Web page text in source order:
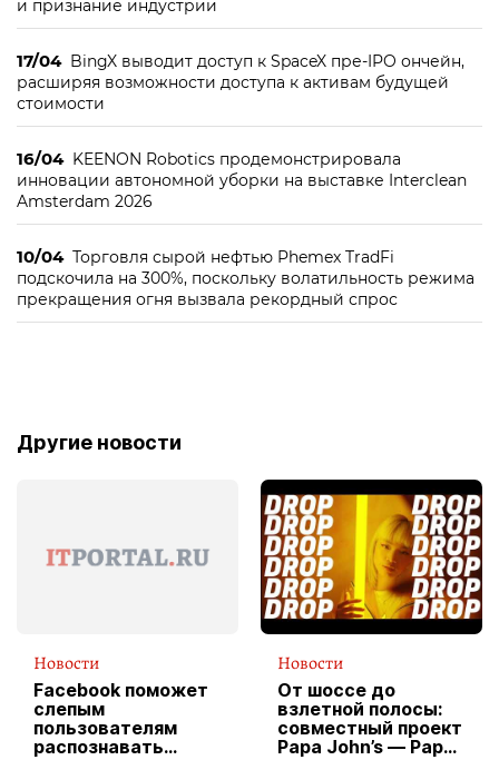
и признание индустрии
17/04 BingX выводит доступ к SpaceX пре-IPO ончейн,
расширяя возможности доступа к активам будущей
стоимости
16/04 KEENON Robotics продемонстрировала
инновации автономной уборки на выставке Interclean
Amsterdam 2026
10/04 Торговля сырой нефтью Phemex TradFi
подскочила на 300%, поскольку волатильность режима
прекращения огня вызвала рекордный спрос
Другие новости
Новости
Facebook поможет
слепым
пользователям
распознавать
Новости
От шоссе до
взлетной полосы:
совместный проект
Papa John’s — Papa